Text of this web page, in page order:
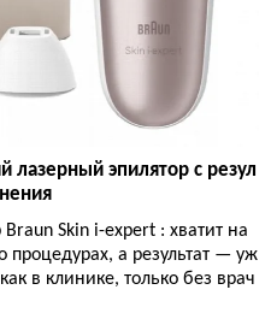
эпилятор с резул
Skin i-expert : хватит на
а результат — уж
в клинике, только без врач